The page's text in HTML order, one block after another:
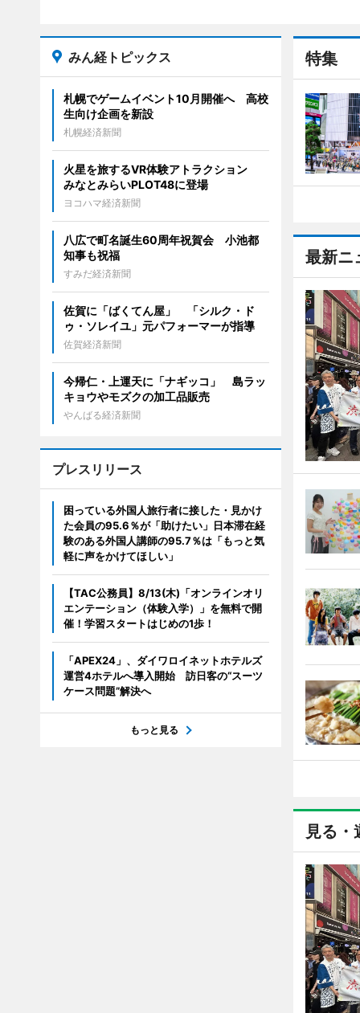
特集
最新ニ
見る・
みん経トピックス
札幌でゲームイベント10月開催へ 高校
生向け企画を新設
札幌経済新聞
火星を旅するVR体験アトラクション
みなとみらいPLOT48に登場
ヨコハマ経済新聞
八広で町名誕生60周年祝賀会 小池都
知事も祝福
すみだ経済新聞
佐賀に「ばくてん屋」 「シルク・ド
ゥ・ソレイユ」元パフォーマーが指導
佐賀経済新聞
今帰仁・上運天に「ナギッコ」 島ラッ
キョウやモズクの加工品販売
やんばる経済新聞
プレスリリース
困っている外国人旅行者に接した・見かけ
た会員の95.6％が「助けたい」日本滞在経
験のある外国人講師の95.7％は「もっと気
軽に声をかけてほしい」
【TAC公務員】8/13(木)「オンラインオリ
エンテーション（体験入学）」を無料で開
催！学習スタートはじめの1歩！
「APEX24」、ダイワロイネットホテルズ
運営4ホテルへ導入開始 訪日客の“スーツ
ケース問題”解決へ
もっと見る